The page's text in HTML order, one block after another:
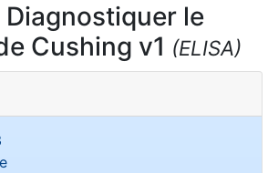
Diagnostiquer le
Cushing v1 (ELISA)